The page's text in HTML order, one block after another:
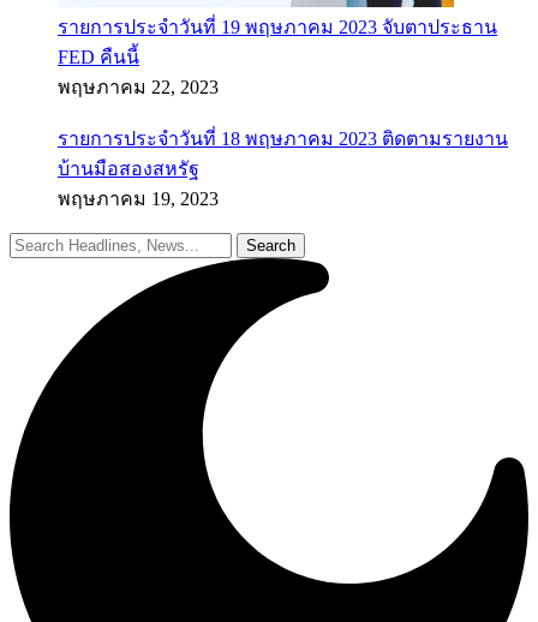
รายการประจำวันที่ 19 พฤษภาคม 2023 จับตาประธาน
FED คืนนี้
พฤษภาคม 22, 2023
รายการประจำวันที่ 18 พฤษภาคม 2023 ติดตามรายงาน
บ้านมือสองสหรัฐ
พฤษภาคม 19, 2023